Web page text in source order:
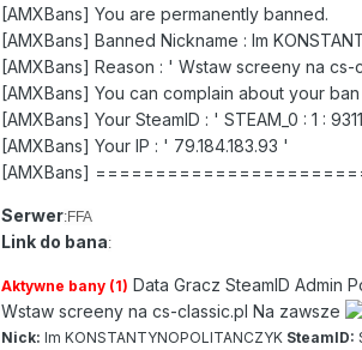
[AMXBans] You are permanently banned.
[AMXBans] Banned Nickname : Im
[AMXBans] Reason : ' Wstaw screeny na cs-
[AMXBans] You can complain about your
[AMXBans] Your SteamID : ' STEAM_0 : 1 :
[AMXBans] Your IP : ' 79.184.183.93 '
[AMXBans]
Serwer:FFA
Link do bana:
Aktywne bany (1) Data Gracz SteamID Admin
Wstaw screeny na cs-classic.pl Na zawsze
Nick: Im KONSTANTYNOPOLITANCZYK SteamID: